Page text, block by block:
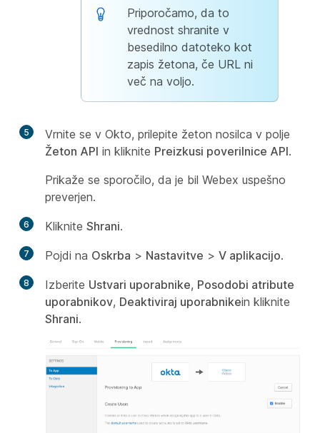
Priporočamo, da to
vrednost shranite v
besedilno datoteko kot
zapis žetona, če URL ni
več na voljo.
5
Vrnite se v Okto, prilepite žeton nosilca v polje
Žeton API in kliknite Preizkusi poverilnice API.
Prikaže se sporočilo, da je bil Webex uspešno
preverjen.
6 Kliknite Shrani.
7 Pojdi na Oskrba > Nastavitve > V aplikacijo.
8 Izberite Ustvari uporabnike, Posodobi atribute
uporabnikov, Deaktiviraj uporabnikein kliknite
Shrani.